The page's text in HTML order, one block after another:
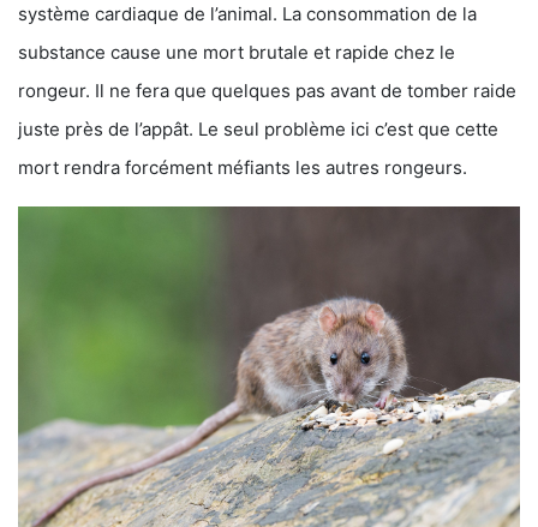
système cardiaque de l’animal. La consommation de la
substance cause une mort brutale et rapide chez le
rongeur. Il ne fera que quelques pas avant de tomber raide
juste près de l’appât. Le seul problème ici c’est que cette
mort rendra forcément méfiants les autres rongeurs.